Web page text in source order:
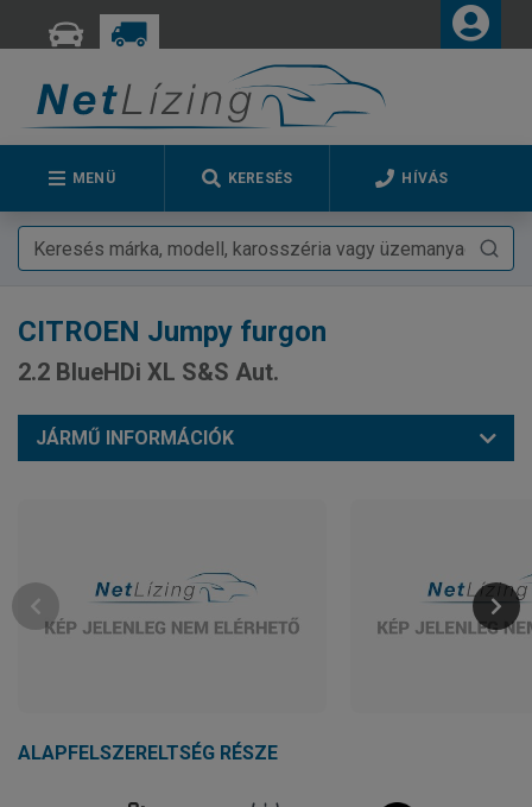
MENÜ KERESÉS HÍVÁS
CITROEN Jumpy furgon
2.2 BlueHDi XL S&S Aut.
JÁRMŰ INFORMÁCIÓK
ALAPFELSZERELTSÉG RÉSZE